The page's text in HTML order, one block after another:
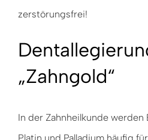
zerstörungsfrei!
„Zahngold“
In der Zahnheilkunde werden